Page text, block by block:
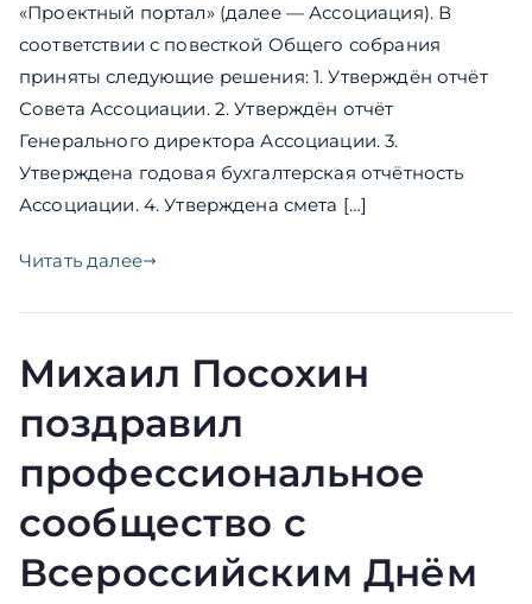
«Проектный портал» (далее — Ассоциация). В
соответствии с повесткой Общего собрания
приняты следующие решения: 1. Утверждён отчёт
Совета Ассоциации. 2. Утверждён отчёт
Генерального директора Ассоциации. 3.
Утверждена годовая бухгалтерская отчётность
Ассоциации. 4. Утверждена смета […]
Читать далее
Михаил Посохин
поздравил
профессиональное
сообщество с
Всероссийским Днём